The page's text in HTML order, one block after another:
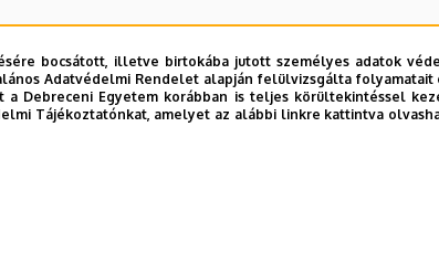
bocsátott, illetve birtokába jutott személyes adatok
Adatvédelmi Rendelet alapján felülvizsgálta
a Debreceni Egyetem korábban is teljes körültekintéssel
Tájékoztatónkat, amelyet az alábbi linkre kattintva